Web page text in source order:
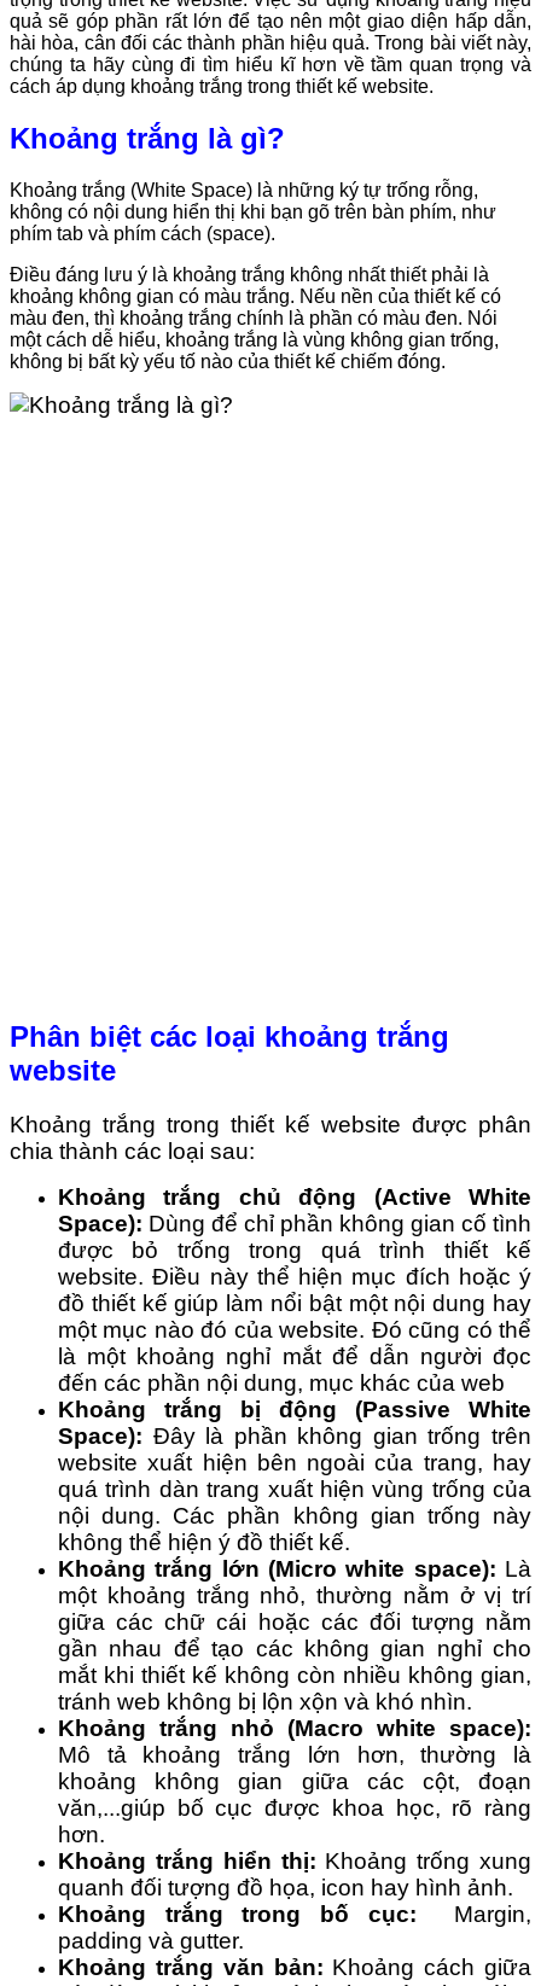
quả sẽ góp phần rất lớn để tạo nên một giao diện hấp dẫn,
hài hòa, cân đối các thành phần hiệu quả. Trong bài viết này,
chúng ta hãy cùng đi tìm hiểu kĩ hơn về tầm quan trọng và
cách áp dụng khoảng trắng trong thiết kế website.
Khoảng trắng là gì?
Khoảng trắng (White Space) là những ký tự trống rỗng,
không có nội dung hiển thị khi bạn gõ trên bàn phím, như
phím tab và phím cách (space).
Điều đáng lưu ý là khoảng trắng không nhất thiết phải là
khoảng không gian có màu trắng. Nếu nền của thiết kế có
màu đen, thì khoảng trắng chính là phần có màu đen. Nói
một cách dễ hiểu, khoảng trắng là vùng không gian trống,
không bị bất kỳ yếu tố nào của thiết kế chiếm đóng.
Phân biệt các loại khoảng trắng
website
Khoảng trắng trong thiết kế website được phân
chia thành các loại sau:
Khoảng trắng chủ động (Active White
Space): Dùng để chỉ phần không gian cố tình
được bỏ trống trong quá trình thiết kế
website. Điều này thể hiện mục đích hoặc ý
đồ thiết kế giúp làm nổi bật một nội dung hay
một mục nào đó của website. Đó cũng có thể
là một khoảng nghỉ mắt để dẫn người đọc
đến các phần nội dung, mục khác của web
Khoảng trắng bị động (Passive White
Space): Đây là phần không gian trống trên
website xuất hiện bên ngoài của trang, hay
quá trình dàn trang xuất hiện vùng trống của
nội dung. Các phần không gian trống này
không thể hiện ý đồ thiết kế.
Khoảng trắng lớn (Micro white space): Là
một khoảng trắng nhỏ, thường nằm ở vị trí
giữa các chữ cái hoặc các đối tượng nằm
gần nhau để tạo các không gian nghỉ cho
mắt khi thiết kế không còn nhiều không gian,
tránh web không bị lộn xộn và khó nhìn.
Khoảng trắng nhỏ (Macro white space):
Mô tả khoảng trắng lớn hơn, thường là
khoảng không gian giữa các cột, đoạn
văn,...giúp bố cục được khoa học, rõ ràng
hơn.
Khoảng trắng hiển thị: Khoảng trống xung
quanh đối tượng đồ họa, icon hay hình ảnh.
Khoảng trắng trong bố cục:
Margin,
padding và gutter.
Khoảng trắng văn bản: Khoảng cách giữa